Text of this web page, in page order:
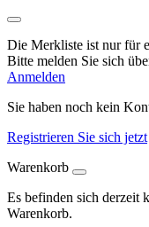
Die Merkliste ist nur für
Bitte melden Sie sich
Anmelden
Sie haben noch kein
Registrieren Sie sich jetzt
Warenkorb
Es befinden sich derzeit
Warenkorb.